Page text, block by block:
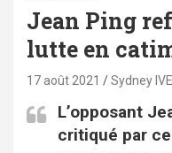
Jean Ping
lutte en
17 août 2021 Sydney
L’opposant
critiqué par